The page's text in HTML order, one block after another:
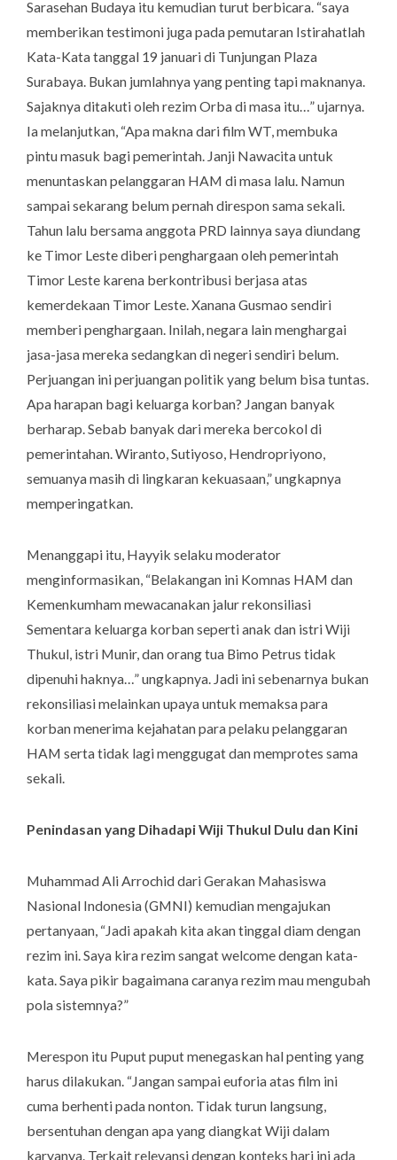
Sarasehan Budaya itu kemudian turut berbicara. “saya
memberikan testimoni juga pada pemutaran Istirahatlah
Kata-Kata tanggal 19 januari di Tunjungan Plaza
Surabaya. Bukan jumlahnya yang penting tapi maknanya.
Sajaknya ditakuti oleh rezim Orba di masa itu…” ujarnya.
Ia melanjutkan, “Apa makna dari film WT, membuka
pintu masuk bagi pemerintah. Janji Nawacita untuk
menuntaskan pelanggaran HAM di masa lalu. Namun
sampai sekarang belum pernah direspon sama sekali.
Tahun lalu bersama anggota PRD lainnya saya diundang
ke Timor Leste diberi penghargaan oleh pemerintah
Timor Leste karena berkontribusi berjasa atas
kemerdekaan Timor Leste. Xanana Gusmao sendiri
memberi penghargaan. Inilah, negara lain menghargai
jasa-jasa mereka sedangkan di negeri sendiri belum.
Perjuangan ini perjuangan politik yang belum bisa tuntas.
Apa harapan bagi keluarga korban? Jangan banyak
berharap. Sebab banyak dari mereka bercokol di
pemerintahan. Wiranto, Sutiyoso, Hendropriyono,
semuanya masih di lingkaran kekuasaan,” ungkapnya
memperingatkan.
Menanggapi itu, Hayyik selaku moderator
menginformasikan, “Belakangan ini Komnas HAM dan
Kemenkumham mewacanakan jalur rekonsiliasi
Sementara keluarga korban seperti anak dan istri Wiji
Thukul, istri Munir, dan orang tua Bimo Petrus tidak
dipenuhi haknya…” ungkapnya. Jadi ini sebenarnya bukan
rekonsiliasi melainkan upaya untuk memaksa para
korban menerima kejahatan para pelaku pelanggaran
HAM serta tidak lagi menggugat dan memprotes sama
sekali.
Penindasan yang Dihadapi Wiji Thukul Dulu dan Kini
Muhammad Ali Arrochid dari Gerakan Mahasiswa
Nasional Indonesia (GMNI) kemudian mengajukan
pertanyaan, “Jadi apakah kita akan tinggal diam dengan
rezim ini. Saya kira rezim sangatwelcomedengan kata-
kata. Saya pikir bagaimana caranya rezim mau mengubah
pola sistemnya?”
Merespon itu Puput puput menegaskan hal penting yang
harus dilakukan. “Jangan sampai euforia atas film ini
cuma berhenti pada nonton. Tidak turun langsung,
bersentuhan dengan apa yang diangkat Wiji dalam
karyanya. Terkait relevansi dengan konteks hari ini ada